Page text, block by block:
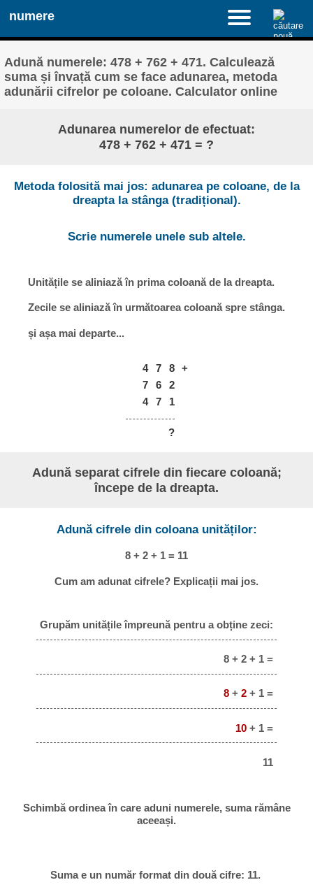
numere
Adună numerele: 478 + 762 + 471. Calculează
suma și învață cum se face adunarea, metoda
adunării cifrelor pe coloane. Calculator online
Adunarea numerelor de efectuat:
478 + 762 + 471 = ?
Metoda folosită mai jos: adunarea pe coloane, de la
dreapta la stânga (tradițional).
Scrie numerele unele sub altele.
Unitățile se aliniază în prima coloană de la dreapta.
Zecile se aliniază în următoarea coloană spre stânga.
și așa mai departe...
4 7 8
+
7
6
2
4
7 1
?
Adună separat cifrele din fiecare coloană;
începe de la dreapta.
Adună cifrele din coloana unităților:
8 + 2 + 1 = 11
Cum am adunat cifrele? Explicații mai jos.
Grupăm unitățile împreună pentru a obține zeci:
8 + 2 + 1 =
8 + 2 + 1 =
10 + 1 =
11
Schimbă ordinea în care aduni numerele, suma rămâne
aceeași.
Suma e un număr format din două cifre: 11.